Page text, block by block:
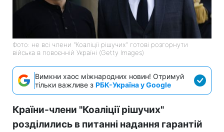
Фото: не всі члени "Коаліції рішучих" готові розгорнути
війська в повоєнній Україні (Getty Images)
Вимкни хаос міжнародних новин! Отримуй
тільки важливе з РБК-Україна у Google
Країни-члени "Коаліції рішучих"
розділились в питанні надання гарантій